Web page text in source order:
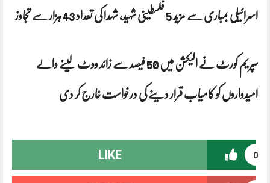
اسرائیلی بمباری سے مزید 5 فلسطینی شہید، شہدا کی تعداد 43 ہزار سے تجاوز
سپریم کورٹ نے الیکشن میں 50 فیصد سے زائد ووٹ لینے والے
امیدواروں کو کامیاب قرار دینے کی درخواست خارج کر دی
0
LIKE